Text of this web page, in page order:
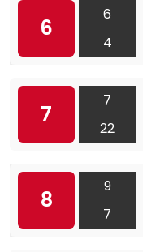
6
6
4
7
7
22
8
9
7